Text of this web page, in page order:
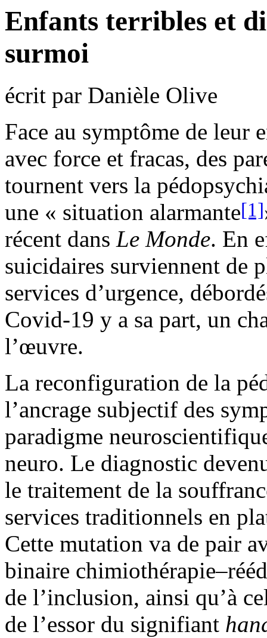
Enfants terribles et
surmoi
écrit par Danièle Olive
Face au symptôme de leur
avec force et fracas, des
tournent vers la
une « situation alarmante[1]
récent dans Le Monde. En
suicidaires surviennent de
services d’urgence,
Covid-19 y a sa part, un
l’œuvre.
La reconfiguration de la
l’ancrage subjectif des
paradigme
neuro. Le diagnostic
le traitement de la
services traditionnels en
Cette mutation va de pair
binaire
de l’inclusion, ainsi qu’à
de l’essor du signifiant